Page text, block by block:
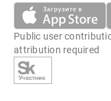
Public user
attribution required